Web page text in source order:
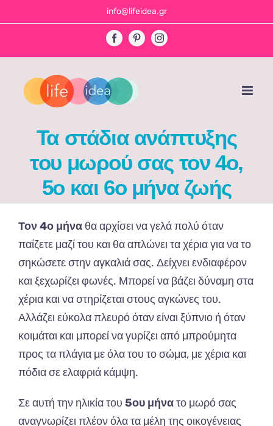
to
info@lifeidea.gr
FacebookPinterestInstagram
Τα στάδια ανάπτυξης
του μωρού σας τον 4ο,
5ο και 6ο μήνα ζωής
Τον 4ο μήνα θα αρχίσειναγελάπολύ όταν
παίζετε μαζίτου και θα απλώνει τα χέρια για νατο
σηκώσετεστηναγκαλιάσας. Δείχνειενδιαφέρον
καιξεχωρίζειφωνές. Μπορείνα βάζειδύναμη στα
χέρια και ναστηρίζεταιστους αγκώνες του.
Αλλάζειεύκολα πλευρόότανείναιξύπνιο ή όταν
κοιμάται και μπορείναγυρίζειαπό μπρούμητα
προς τα πλάγια μεόλατου τοσώμα, μεχέρια και
πόδιασεελαφριά κάμψη.
Σεαυτή την ηλικίατου 5ου μήνατο μωρό σας
αναγνωρίζει πλέον όλα τα μέλη της οικογένειας